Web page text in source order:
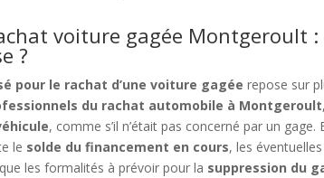
voiture gagée Montgeroult :
?
pour le rachat d’une voiture gagée repose sur
du rachat automobile à Montgeroult
, comme s’il n’était pas concerné par un
le solde du financement en cours, les
les formalités à prévoir pour la suppression du